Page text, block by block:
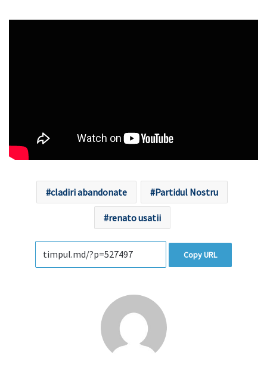
cladiri abandonate Partidul Nostru
renato usatii
Copy URL